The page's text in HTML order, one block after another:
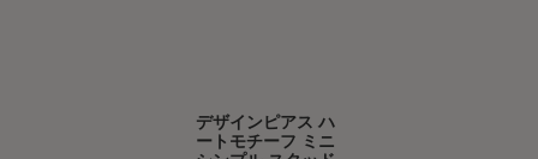
デザインピアス ハ
ートモチーフ ミニ